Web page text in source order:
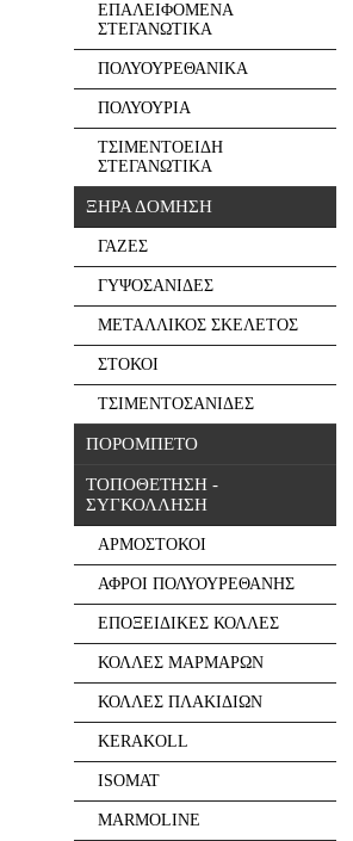
ΕΠΑΛΕΙΦΟΜΕΝΑ
ΣΤΕΓΑΝΩΤΙΚΑ
ΠΟΛΥΟΥΡΕΘΑΝΙΚΑ
ΠΟΛΥΟΥΡΙΑ
ΤΣΙΜΕΝΤΟΕΙΔΗ
ΣΤΕΓΑΝΩΤΙΚΑ
ΞΗΡΑ ΔΟΜΗΣΗ
ΓΑΖΕΣ
ΓΥΨΟΣΑΝΙΔΕΣ
ΜΕΤΑΛΛΙΚΟΣ ΣΚΕΛΕΤΟΣ
ΣΤΟΚΟΙ
ΤΣΙΜΕΝΤΟΣΑΝΙΔΕΣ
ΠΟΡΟΜΠΕΤΟ
ΤΟΠΟΘΕΤΗΣΗ -
ΣΥΓΚΟΛΛΗΣΗ
ΑΡΜΟΣΤΟΚΟΙ
ΑΦΡΟΙ ΠΟΛΥΟΥΡΕΘΑΝΗΣ
ΕΠΟΞΕΙΔΙΚΕΣ ΚΟΛΛΕΣ
ΚΟΛΛΕΣ ΜΑΡΜΑΡΩΝ
ΚΟΛΛΕΣ ΠΛΑΚΙΔΙΩΝ
KERAKOLL
ISOMAT
MARMOLINE